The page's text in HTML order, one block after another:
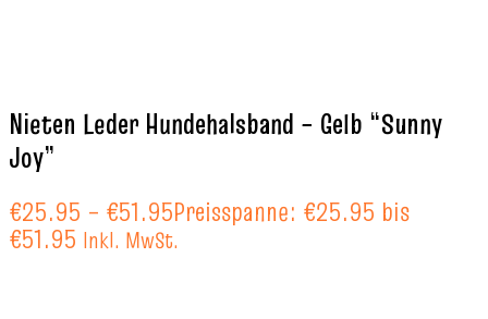
Nieten Leder Hundehalsband – Gelb “Sunny
Joy”
€25.95 – €51.95Preisspanne: €25.95 bis
€51.95 Inkl. MwSt.